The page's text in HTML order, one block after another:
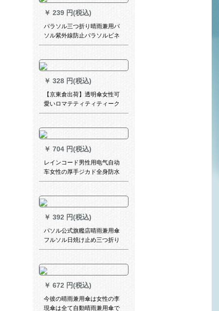
￥ 239 円(税込)
パラソル三つ折り晴雨兼用パ
ソル紫外線防止パラソルビネ
ス傘
￥ 328 円(税込)
【京東倉出荷】透明傘女性可
愛いロマテティティティーク
桜折られた傘透明子傘長柄傘
￥ 704 円(税込)
レインコード男性用电气自动
车女性の厚手ジカド全身防水
バイク大人分体レンコートYY-
￥ 392 円(税込)
パソル公式旗艦店晴雨兼用傘
フルソル日焼け止め三つ折り
紙ひよこの精霊4〓灰色57
￥ 672 円(税込)
今彼の晴雨兼用傘は女性の李
現傘は全て自動晴雨兼用傘で